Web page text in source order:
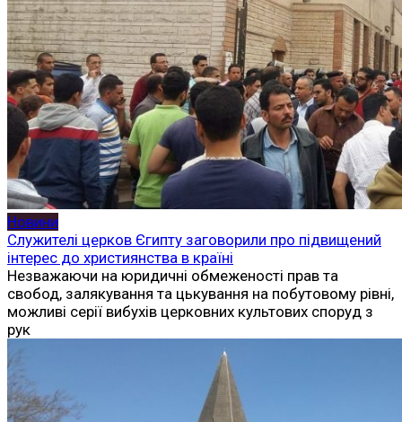
Новини
Служителі церков Єгипту заговорили про підвищений
інтерес до християнства в країні
Незважаючи на юридичні обмеженості прав та
свобод, залякування та цькування на побутовому рівні,
можливі серії вибухів церковних культових споруд з
рук